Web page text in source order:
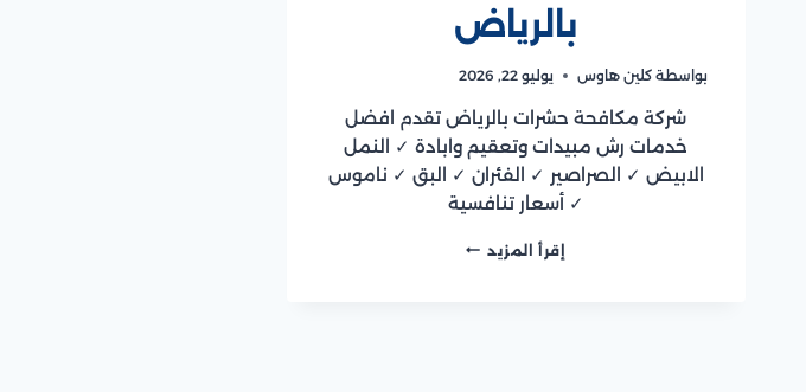
بالرياض
بواسطة كلين هاوس يوليو 22, 2026
شركة مكافحة حشرات بالرياض تقدم افضل
خدمات رش مبيدات وتعقيم وابادة ✓ النمل
الابيض ✓ الصراصير ✓ الفئران ✓ البق ✓ ناموس
✓ أسعار تنافسية
إقرأ المزيدشركة